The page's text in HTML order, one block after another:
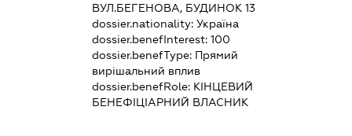
ВУЛ.БЕГЕНОВА, БУДИНОК 13
dossier.nationality:Україна
dossier.benefInterest:100
dossier.benefType: Прямий
вирішальний вплив
dossier.benefRole: КІНЦЕВИЙ
БЕНЕФІЦІАРНИЙ ВЛАСНИК